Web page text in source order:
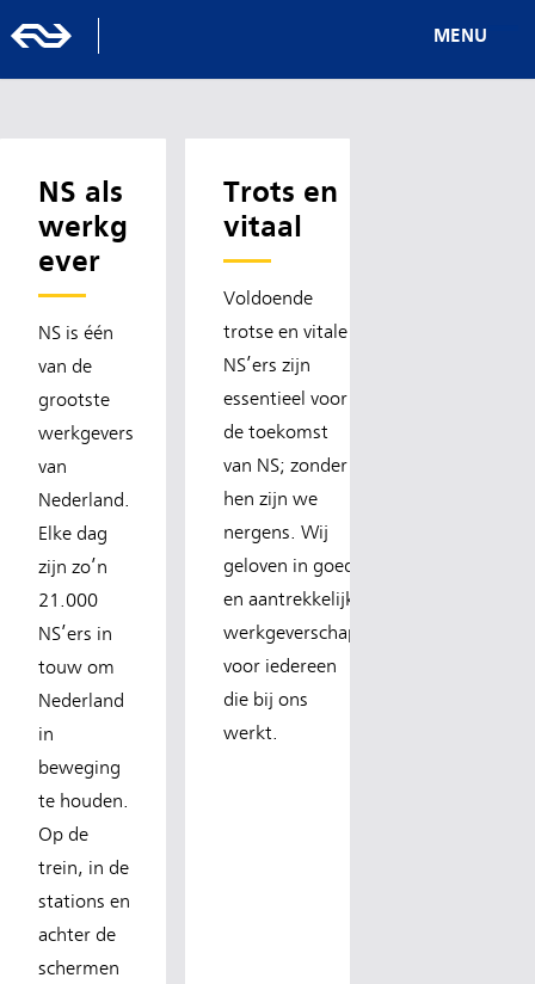
MENU
NS als
werkg
ever
NS is één
van de
grootste
werkgevers
van
Nederland.
Elke dag
zijn zo’n
21.000
NS’ers in
touw om
Nederland
in
beweging
te houden.
Op de
trein, in de
stations en
achter de
schermen
Trots en
vitaal
Voldoende
trotse en vitale
NS’ers zijn
essentieel voor
de toekomst
van NS; zonder
hen zijn we
nergens. Wij
geloven in goed
en aantrekkelijk
werkgeverschap
voor iedereen
die bij ons
werkt.